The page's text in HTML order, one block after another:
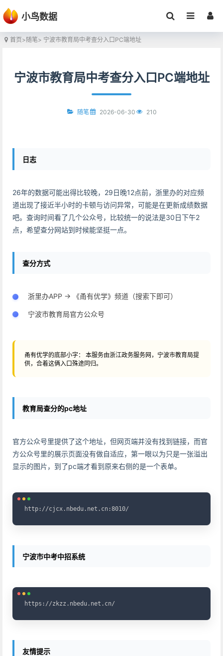
小鸟数据
首页>随笔> 宁波市教育局中考查分入口PC端地址
宁波市教育局中考查分入口PC端地址
随笔 2026-06-30 210
日志
26年的数据可能出得比较晚，29日晚12点前，浙里办的对应频
道出现了接近半小时的卡顿与访问异常，可能是在更新成绩数据
吧。查询时间看了几个公众号，比较统一的说法是30日下午2
点，希望查分网站到时候能坚挺一点。
查分方式
浙里办APP -> 《甬有优学》频道（搜索下即可）
宁波市教育局官方公众号
甬有优学的底部小字： 本服务由浙江政务服务网，宁波市教育局提
供，合着这俩入口殊途同归。
教育局查分的pc地址
官方公众号里提供了这个地址，但网页端并没有找到链接，而官
方公众号里的展示页面没有做自适应，第一眼以为只是一张溢出
显示的图片，到了pc端才看到原来右侧的是一个表单。
http://cjcx.nbedu.net.cn:8010/
宁波市中考中招系统
https://zkzz.nbedu.net.cn/
友情提示